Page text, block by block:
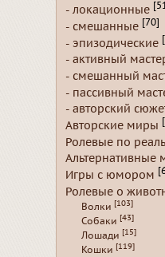
- локационные
- смешанные [70]
- эпизодические
- активный
- смешанный
- пассивный
- авторский
Авторские миры
Ролевые по
Альтернативные
Игры с юмором
Ролевые о
Волки [103]
Собаки [43]
Лошади [15]
Кошки [119]